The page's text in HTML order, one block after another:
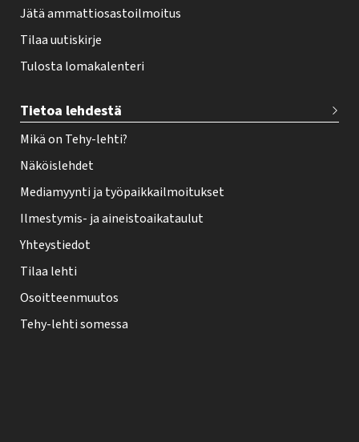
Jätä ammattiosastoilmoitus
Tilaa uutiskirje
Tulosta lomakalenteri
Tietoa lehdestä
Mikä on Tehy-lehti?
Näköislehdet
Mediamyynti ja työpaikkailmoitukset
Ilmestymis- ja aineistoaikataulut
Yhteystiedot
Tilaa lehti
Osoitteenmuutos
Tehy-lehti somessa